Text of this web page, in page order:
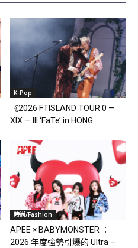
K-Pop
《2026 FTISLAND TOUR 0 —
XIX — III ‘FaTe’ in HONG...
時尚/Fashion
APEE × BABYMONSTER ：
2026 年度強勢引爆的 Ultra –